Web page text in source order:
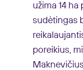
užima 14 ha
sudėtingas
poreikius,